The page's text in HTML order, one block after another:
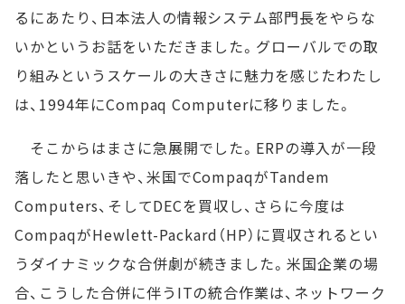
るにあたり、日本法人の情報システム部門長をやらな
いかというお話をいただきました。グローバルでの取
り組みというスケールの大きさに魅力を感じたわたし
は、1994年にCompaq Computerに移りました。
そこからはまさに急展開でした。ERPの導入が一段
落したと思いきや、米国でCompaqがTandem
Computers、そしてDECを買収し、さらに今度は
CompaqがHewlett-Packard（HP）に買収されるとい
うダイナミックな合併劇が続きました。米国企業の場
合、こうした合併に伴うITの統合作業は、ネットワーク